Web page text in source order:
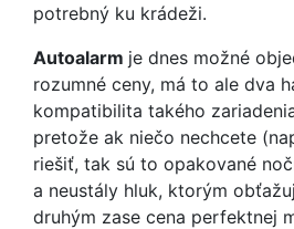
potrebný ku krádeži.
Autoalarm je dnes možné
rozumné ceny, má to ale dva
kompatibilita takého
pretože ak niečo nechcete
riešiť, tak sú to opakované
a neustály hluk, ktorým
druhým zase cena perfektnej